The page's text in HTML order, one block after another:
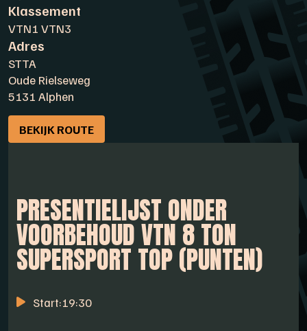
Klassement
VTN1 VTN3
Adres
STTA
Oude Rielseweg
5131 Alphen
BEKIJK ROUTE
PRESENTIELIJST ONDER
VOORBEHOUD VTN 8 TON
SUPERSPORT TOP (PUNTEN)
Start:19:30